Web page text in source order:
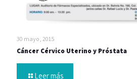
30 mayo, 2015
Cáncer Cérvico Uterino y Próstata
Leer más